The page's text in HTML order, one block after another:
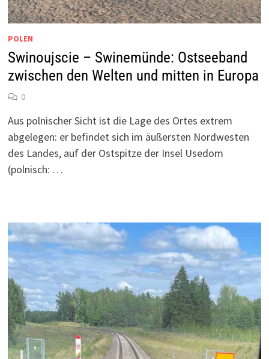
POLEN
Swinoujscie – Swinemünde: Ostseeband
zwischen den Welten und mitten in Europa
0
Aus polnischer Sicht ist die Lage des Ortes extrem
abgelegen: er befindet sich im äußersten Nordwesten
des Landes, auf der Ostspitze der Insel Usedom
(polnisch: …